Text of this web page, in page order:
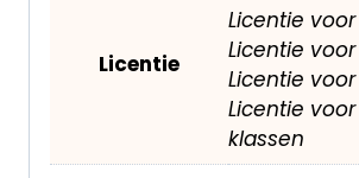
Licentie
Licentie
Licentie
Licentie
Licentie
klassen